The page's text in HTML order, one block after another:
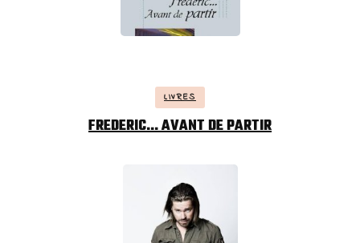
LIVRES
FREDERIC… AVANT DE PARTIR